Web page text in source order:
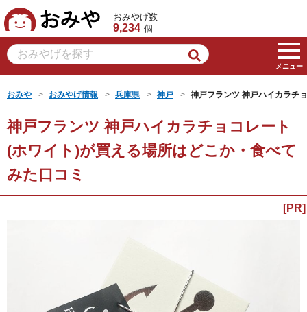
おみや
おみやげ数
9,234 個
メニュー
おみや おみやげ情報 兵庫県 神戸 神戸フランツ 神戸ハイカラチ
神戸フランツ 神戸ハイカラチョコレート
(ホワイト)が買える場所はどこか・食べて
みた口コミ